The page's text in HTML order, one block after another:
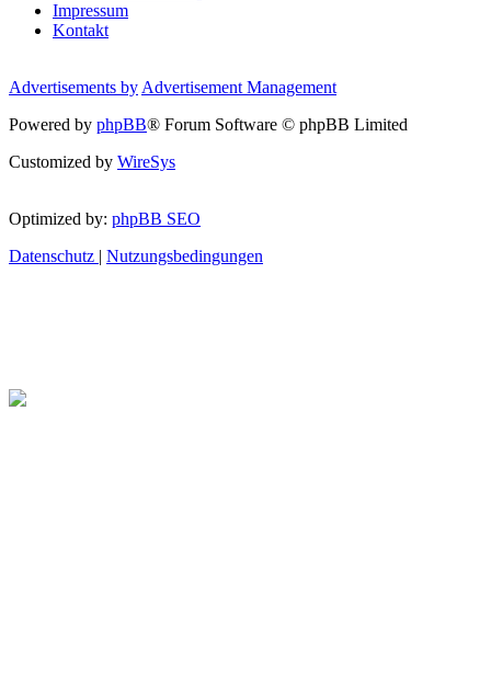
Impressum
Kontakt
Advertisements by Advertisement Management
Powered by phpBB® Forum Software © phpBB Limited
Customized by WireSys
Optimized by: phpBB SEO
Datenschutz | Nutzungsbedingungen